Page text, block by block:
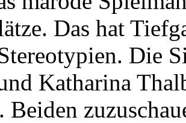
Das hat
Die
Katharina
Beiden